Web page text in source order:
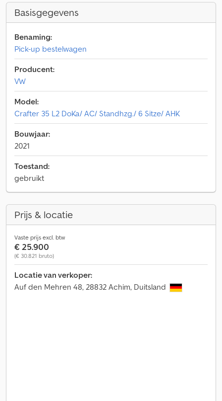
Basisgegevens
Benaming:
Pick-up bestelwagen
Producent:
VW
Model:
Crafter 35 L2 DoKa/ AC/ Standhzg./ 6 Sitze/ AHK
Bouwjaar:
2021
Toestand:
gebruikt
Prijs & locatie
Vaste prijs excl. btw
€ 25.900
(€ 30.821 bruto)
Locatie van verkoper:
Auf den Mehren 48, 28832 Achim, Duitsland